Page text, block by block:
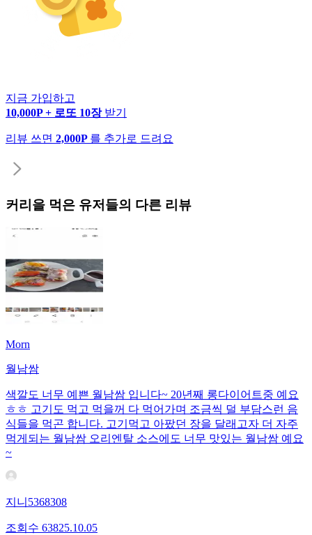
지금 가입하고
10,000P + 로또 10장 받기
리뷰 쓰면 2,000P 를 추가로 드려요
커리 을 먹은 유저들의 다른 리뷰
Morn
월남쌈
색깔도 너무 예쁜 월남쌈 입니다~ 20년째 롱다이어트중 예요
ㅎㅎ 고기도 먹고 먹을꺼 다 먹어가며 조금씩 덜 부담스런 음
식들을 먹곤 합니다. 고기먹고 아팠던 장을 달래고자 더 자주
먹게되는 월남쌈 오리엔탈 소스에도 너무 맛있는 월남쌈 예요
~
지니5368308
조회수 63825.10.05